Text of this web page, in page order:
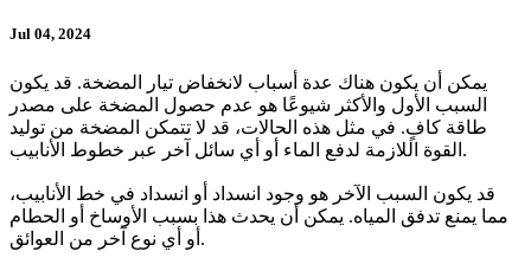
Jul 04, 2024
يمكن أن يكون هناك عدة أسباب لانخفاض تيار المضخة. قد يكون
السبب الأول والأكثر شيوعًا هو عدم حصول المضخة على مصدر
طاقة كافٍ. في مثل هذه الحالات، قد لا تتمكن المضخة من توليد
القوة اللازمة لدفع الماء أو أي سائل آخر عبر خطوط الأنابيب.
قد يكون السبب الآخر هو وجود انسداد أو انسداد في خط الأنابيب،
مما يمنع تدفق المياه. يمكن أن يحدث هذا بسبب الأوساخ أو الحطام
أو أي نوع آخر من العوائق.